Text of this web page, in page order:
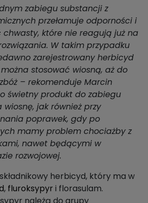
zabiegu substancji z
przełamuje odporności i
które nie reagują już na
W takim przypadku
zarejestrowany herbicyd
stosować wiosną, aż do
– rekomenduje Marcin
świetny produkt do zabiegu
jak również przy
poprawek, gdy po
mamy problem chociażby z
nawet będącymi w
rozwojowej.
herbicyd, który ma w
, fluroksypyr i florasulam.
należą do grupy